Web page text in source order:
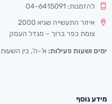
להזמנות: 04-6415091
איזור התעשייה שגיא 2000
צומת כפר ברוך – מגדל העמק
ימים ושעות פעילות: א’-ה’, בין השעות 08:30-16:30
מידע נוסף